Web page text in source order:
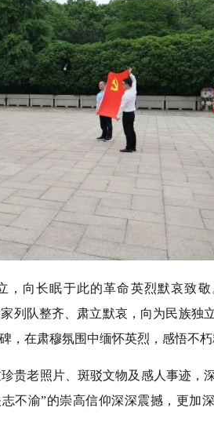
向长眠于此的革命英烈默哀致
列队整齐、肃立默哀，向为民族独
在肃穆氛围中缅怀英烈，感悟不朽
贵老照片、斑驳文物及感人事迹，
不渝”的崇高信仰深深震撼，更加